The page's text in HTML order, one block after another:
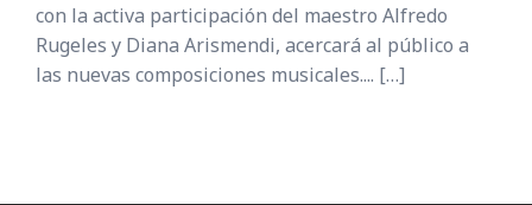
con la activa participación del maestro Alfredo
Rugeles y Diana Arismendi, acercará al público a
las nuevas composiciones musicales.... […]